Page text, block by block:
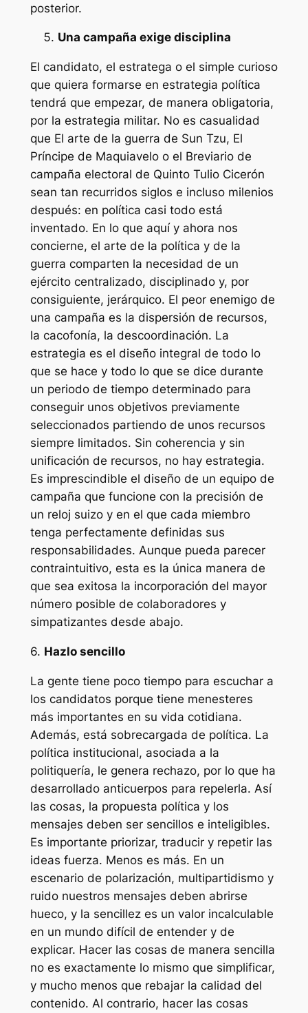
posterior.
Una campaña exige disciplina
El candidato, el estratega o el simple curioso
que quiera formarse en estrategia política
tendrá que empezar, de manera obligatoria,
por la estrategia militar. No es casualidad
que El arte de la guerra de Sun Tzu, El
Príncipe de Maquiavelo o el Breviario de
campaña electoral de Quinto Tulio Cicerón
sean tan recurridos siglos e incluso milenios
después: en política casi todo está
inventado. En lo que aquí y ahora nos
concierne, el arte de la política y de la
guerra comparten la necesidad de un
ejército centralizado, disciplinado y, por
consiguiente, jerárquico. El peor enemigo de
una campaña es la dispersión de recursos,
la cacofonía, la descoordinación. La
estrategia es el diseño integral de todo lo
que se hace y todo lo que se dice durante
un periodo de tiempo determinado para
conseguir unos objetivos previamente
seleccionados partiendo de unos recursos
siempre limitados. Sin coherencia y sin
unificación de recursos, no hay estrategia.
Es imprescindible el diseño de un equipo de
campaña que funcione con la precisión de
un reloj suizo y en el que cada miembro
tenga perfectamente definidas sus
responsabilidades. Aunque pueda parecer
contraintuitivo, esta es la única manera de
que sea exitosa la incorporación del mayor
número posible de colaboradores y
simpatizantes desde abajo.
6. Hazlo sencillo
La gente tiene poco tiempo para escuchar a
los candidatos porque tiene menesteres
más importantes en su vida cotidiana.
Además, está sobrecargada de política. La
política institucional, asociada a la
politiquería, le genera rechazo, por lo que ha
desarrollado anticuerpos para repelerla. Así
las cosas, la propuesta política y los
mensajes deben ser sencillos e inteligibles.
Es importante priorizar, traducir y repetir las
ideas fuerza. Menos es más. En un
escenario de polarización, multipartidismo y
ruido nuestros mensajes deben abrirse
hueco, y la sencillez es un valor incalculable
en un mundo difícil de entender y de
explicar. Hacer las cosas de manera sencilla
no es exactamente lo mismo que simplificar,
y mucho menos que rebajar la calidad del
contenido. Al contrario, hacer las cosas